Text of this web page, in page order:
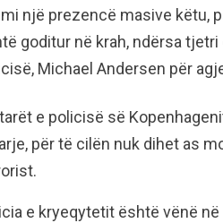
një prezencë masive këtu,
goditur në krah, ndërsa
Michael Andersen për
e policisë së
për të cilën nuk dihet as
e kryeqytetit është vënë